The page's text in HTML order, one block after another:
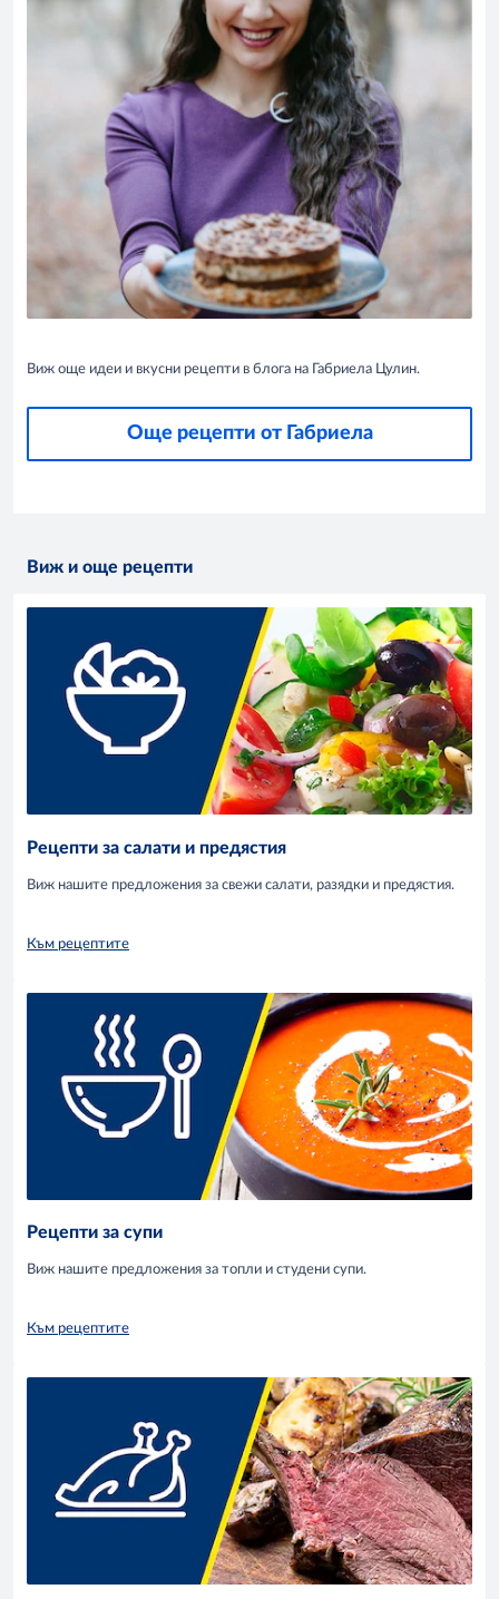
Виж още идеи и вкусни рецепти в блога на Габриела Цулин.
Още рецепти от Габриела
Виж и още рецепти
Рецепти за салати и предястия
Виж нашите предложения за свежи салати, разядки и предястия.
Към рецептите
Рецепти за супи
Виж нашите предложения за топли и студени супи.
Към рецептите